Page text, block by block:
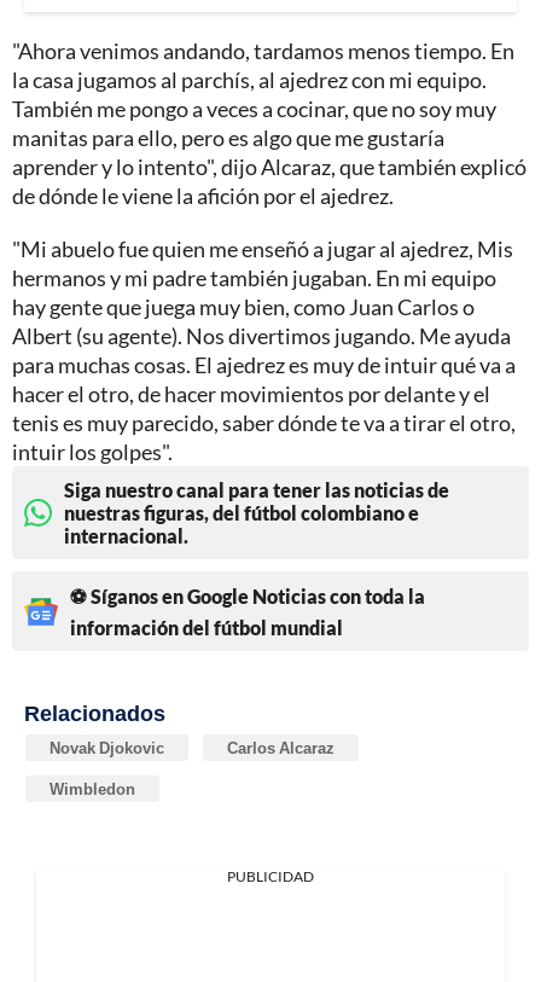
"Ahora venimos andando, tardamos menos tiempo. En
la casa jugamos al parchís, al ajedrez con mi equipo.
También me pongo a veces a cocinar, que no soy muy
manitas para ello, pero es algo que me gustaría
aprender y lo intento", dijo Alcaraz, que también explicó
de dónde le viene la afición por el ajedrez.
"Mi abuelo fue quien me enseñó a jugar al ajedrez, Mis
hermanos y mi padre también jugaban. En mi equipo
hay gente que juega muy bien, como Juan Carlos o
Albert (su agente). Nos divertimos jugando. Me ayuda
para muchas cosas. El ajedrez es muy de intuir qué va a
hacer el otro, de hacer movimientos por delante y el
tenis es muy parecido, saber dónde te va a tirar el otro,
intuir los golpes".
Siga nuestro canal para tener las noticias de
nuestras figuras, del fútbol colombiano e
internacional.
⚽ Síganos en Google Noticias con toda la
información del fútbol mundial
Relacionados
Novak Djokovic Carlos Alcaraz
Wimbledon
PUBLICIDAD